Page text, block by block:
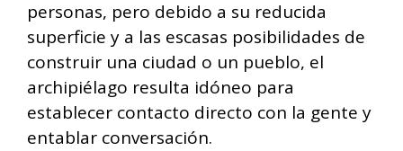
personas, pero debido a su reducida
superficie y a las escasas posibilidades de
construir una ciudad o un pueblo, el
archipiélago resulta idóneo para
establecer contacto directo con la gente y
entablar conversación.